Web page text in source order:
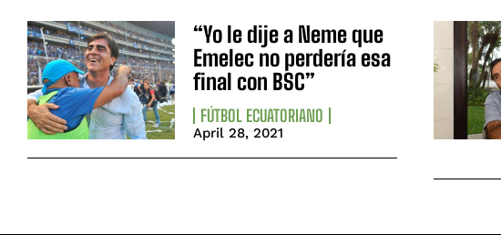
“Yo le dije a Neme que
Emelec no perdería esa
final con BSC”
FÚTBOL ECUATORIANO
April 28, 2021